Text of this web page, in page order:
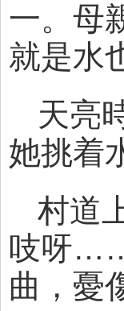
一。母
就是水
天亮
她挑着
村道
吱呀
曲，憂